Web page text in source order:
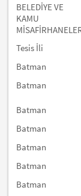
BELEDİYE VE
KAMU
Tesis İli
Batman
Batman
Batman
Batman
Batman
Batman
Batman